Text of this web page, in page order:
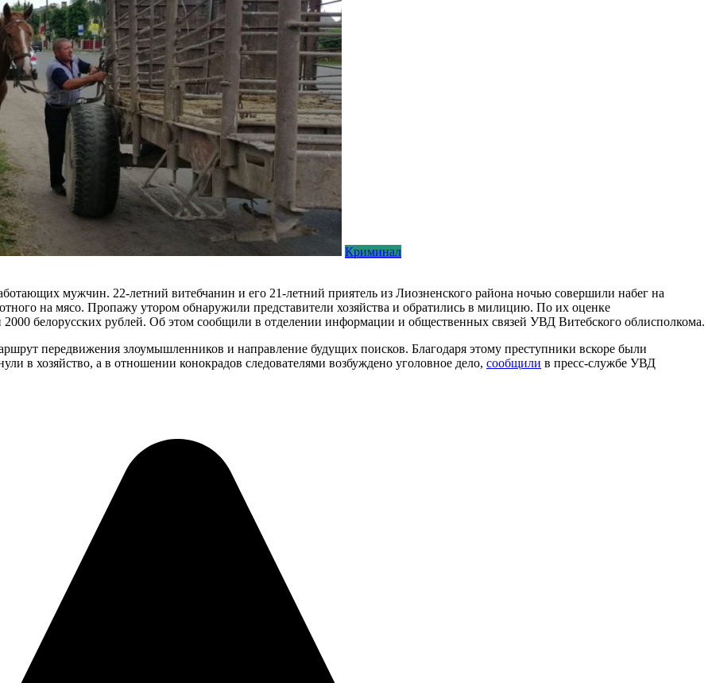
Криминал
мужчин. 22-летний витебчанин и его 21-летний приятель из Лиозненского района ночью совершили набег на
на мясо. Пропажу утором обнаружили представители хозяйства и обратились в милицию. По их оценке
2000 белорусских рублей. Об этом сообщили в отделении информации и общественных связей УВД Витебского облисполкома.
передвижения злоумышленников и направление будущих поисков. Благодаря этому преступники вскоре были
в хозяйство, а в отношении конокрадов следователями возбуждено уголовное дело, сообщили в пресс-службе УВД